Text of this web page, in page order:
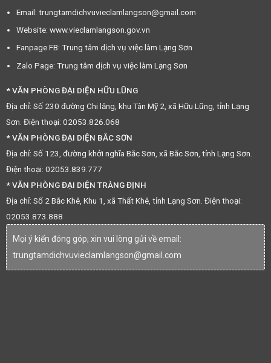
Email: trungtamdichvuvieclamlangson@gmail.com
Website: www.vieclamlangson.gov.vn
Fanpage FB: Trung tâm dịch vụ việc làm Lạng Sơn
Zalo Page: Trung tâm dịch vụ việc làm Lạng Sơn
* VĂN PHÒNG ĐẠI DIỆN HỮU LŨNG
Địa chỉ: Số 230 đường Chi lăng, khu Tân Mỹ 2, xã Hữu Lũng, tỉnh Lạng
Sơn. Điện thoại: 02053.826.068
* VĂN PHÒNG ĐẠI DIỆN BẮC SƠN
Địa chỉ: Số 123, đường khởi nghĩa Bắc Sơn, xã Bắc Sơn, tỉnh Lạng Sơn.
Điện thoại: 02053.839.777
* VĂN PHÒNG ĐẠI DIỆN TRÀNG ĐỊNH
Địa chỉ: Số 2 Bắc Khê, Khu 1, xã Thất Khê, tỉnh Lạng Sơn. Điện thoại:
02053.873.888
Mọi ý kiến đóng góp, xin vui lòng gửi về email:
trungtamdichvuvieclamlangson@gmail.com